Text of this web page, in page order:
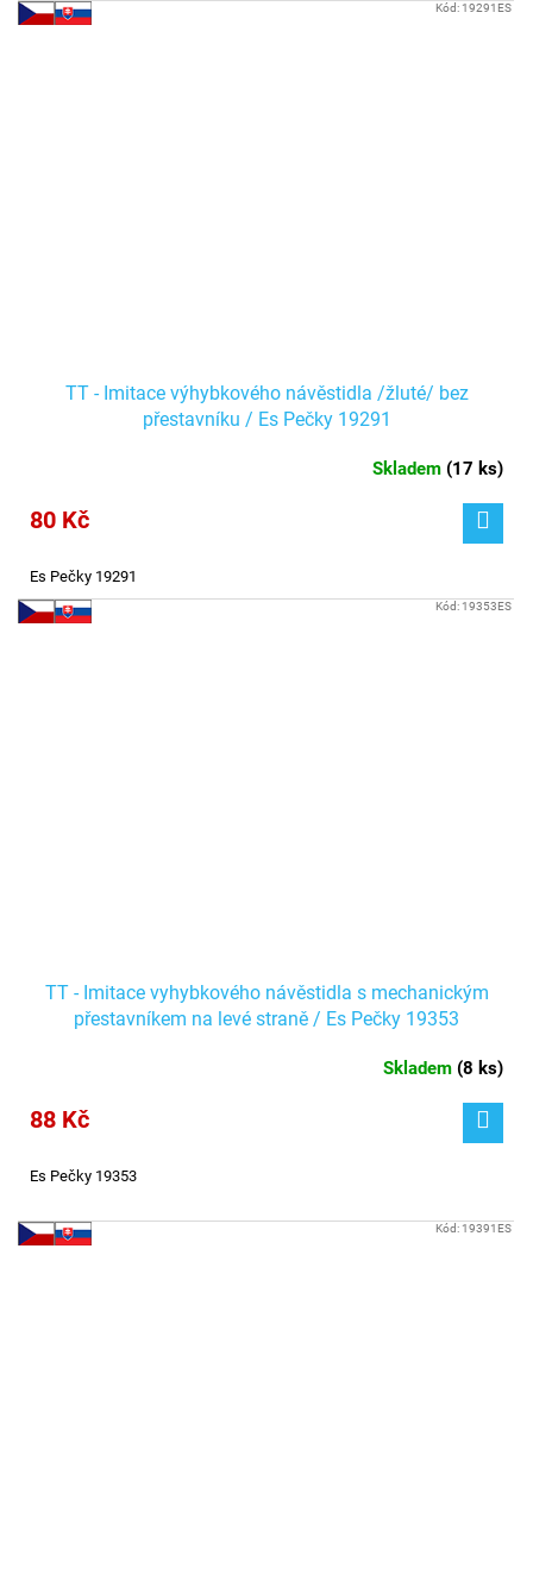
TT - Imitace výhybkového návěstidla /žluté/ bez
přestavníku / Es Pečky 19291
Skladem (17 ks)
80 Kč
Es Pečky 19291
Kód: 19291ES
TT - Imitace vyhybkového návěstidla s mechanickým
přestavníkem na levé straně / Es Pečky 19353
Skladem (8 ks)
88 Kč
Es Pečky 19353
Kód: 19353ES
Kód: 19391ES